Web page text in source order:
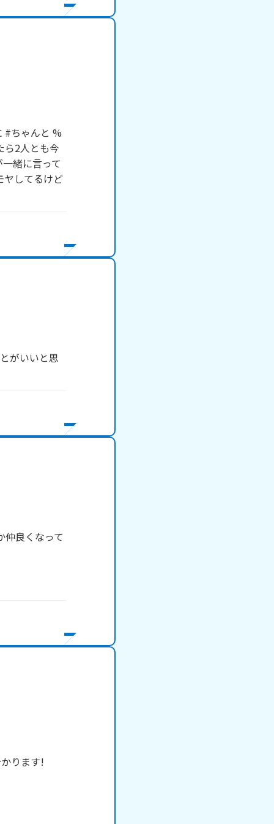
#ちゃんと %
ら2人とも今
緒に言って
ヤしてるけど
がいいと思
仲良くなって
ります!